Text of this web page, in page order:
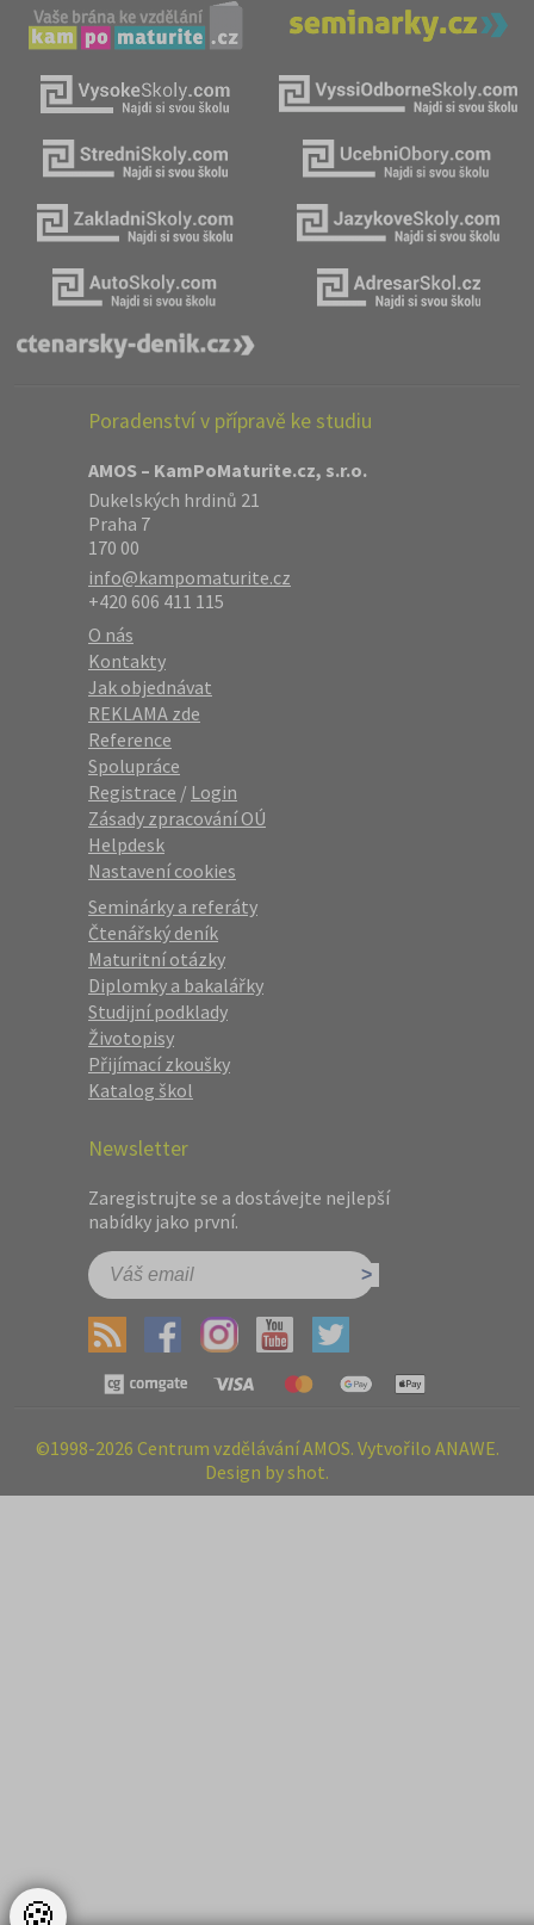
Poradenství v přípravě ke studiu
AMOS – KamPoMaturite.cz, s.r.o.
Dukelských hrdinů 21
Praha 7
170 00
info@kampomaturite.cz
+420 606 411 115
O nás
Kontakty
Jak objednávat
REKLAMA zde
Reference
Spolupráce
Registrace / Login
Zásady zpracování OÚ
Helpdesk
Nastavení cookies
Seminárky a referáty
Čtenářský deník
Maturitní otázky
Diplomky a bakalářky
Studijní podklady
Životopisy
Přijímací zkoušky
Katalog škol
Newsletter
Zaregistrujte se a dostávejte nejlepší
nabídky jako první.
©1998-2026 Centrum vzdělávání AMOS. Vytvořilo ANAWE.
Design by shot.